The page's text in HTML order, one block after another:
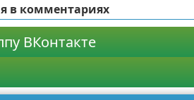
в комментариях
ВКонтакте